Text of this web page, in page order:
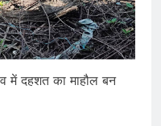
में दहशत का माहौल बन